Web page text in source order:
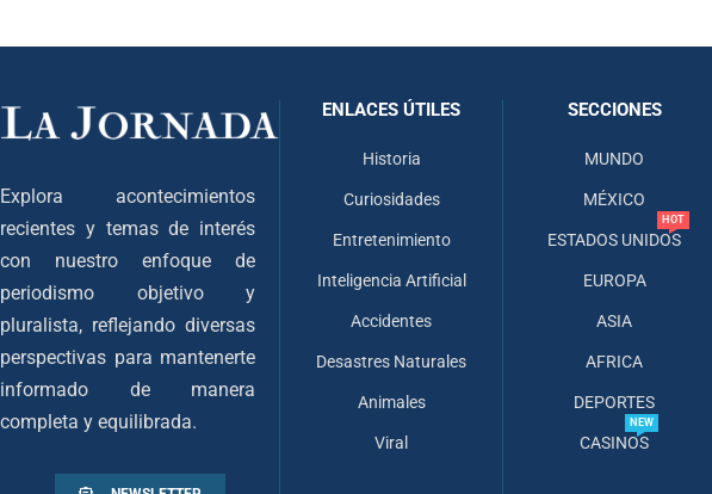
Explora acontecimientos
recientes y temas de interés
con nuestro enfoque de
periodismo objetivo y
pluralista, reflejando diversas
perspectivas para mantenerte
informado de manera
completa y equilibrada.
ENLACES ÚTILES
Historia
Curiosidades
Entretenimiento
Inteligencia Artificial
Accidentes
Desastres Naturales
Animales
Viral
SECCIONES
MUNDO
MÉXICO
ESTADOS UNIDOS
HOT
EUROPA
ASIA
AFRICA
DEPORTES
CASINOS
NEW